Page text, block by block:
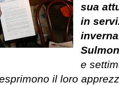
sua
in
e
il loro